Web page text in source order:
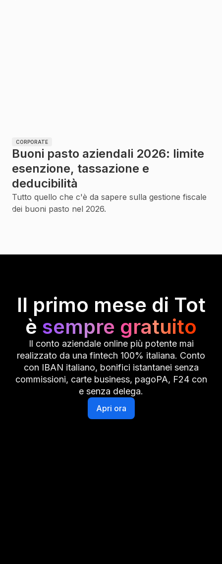
CORPORATE
Buoni pasto aziendali 2026: limite
esenzione, tassazione e
deducibilità
Tutto quello che c'è da sapere sulla gestione fiscale
dei buoni pasto nel 2026.
Il primo mese di Tot
è sempre gratuito
Il conto aziendale online più potente mai
realizzato da una fintech 100% italiana. Conto
con IBAN italiano, bonifici istantanei senza
commissioni, carte business, pagoPA, F24 con
e senza delega.
Apri ora